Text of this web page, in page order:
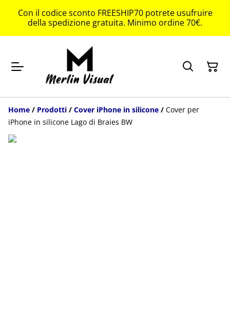
Con il codice sconto FREESHIP70 potrete usufruire
della spedizione gratuita. Minimo ordine 70€.
Home / Prodotti / Cover iPhone in silicone / Cover per
iPhone in silicone Lago di Braies BW